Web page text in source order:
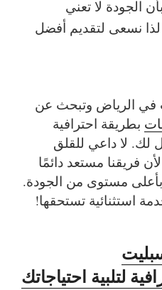
الجودة لا تعني
لذا نسعى لتقديم أفضل
في الرياض وتبحث عن
بطريقة احترافية
لك. لا داعي للقلق
فريقنا مستعد دائمًا
مستوى من الجودة.
استثنائية تستحقها!
لتلبية احتياجاتك